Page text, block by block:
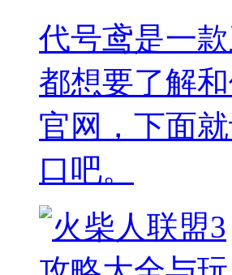
代号鸢是一
都想要了解
官网，下面
口吧。